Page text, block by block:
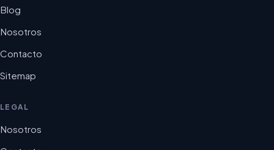
Blog
Nosotros
Contacto
Sitemap
LEGAL
Nosotros